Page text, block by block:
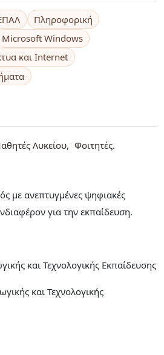
Πληροφορική
Microsoft Windows
και Internet
Λυκείου
Φοιτητές
με ανεπτυγμένες ψηφιακές
για την εκπαίδευση.
και Τεχνολογικής Εκπαίδευσης
και Τεχνολογικής